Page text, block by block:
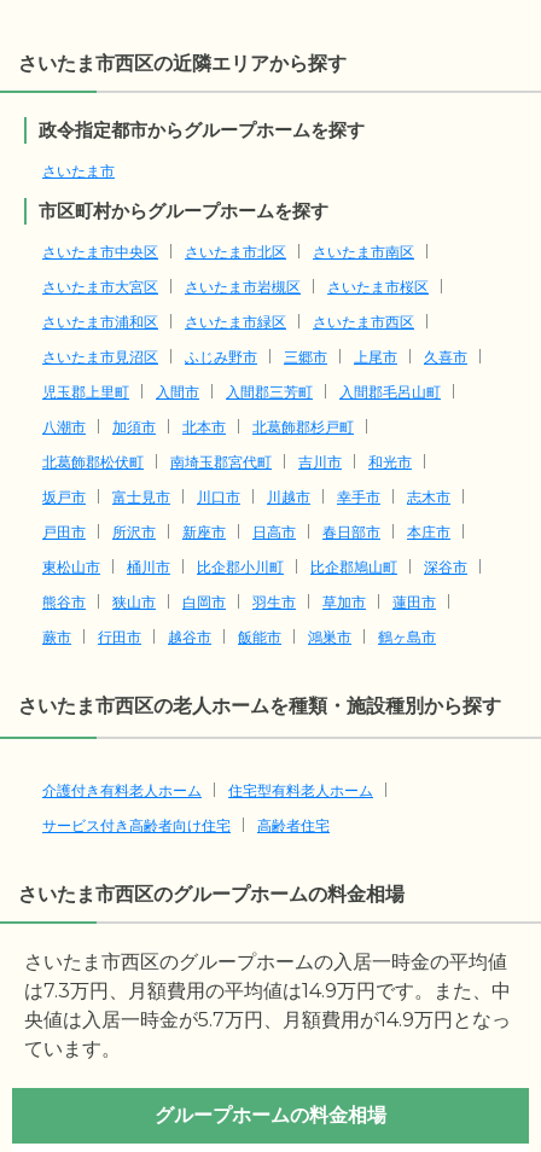
さいたま市西区の近隣エリアから探す
政令指定都市からグループホームを探す
さいたま市
市区町村からグループホームを探す
さいたま市中央区 さいたま市北区
さいたま市南区
さいたま市大宮区
さいたま市岩槻区
さいたま市桜区
さいたま市浦和区
さいたま市緑区
さいたま市西区
さいたま市見沼区
ふじみ野市 三郷市 上尾市
久喜市
児玉郡上里町
入間市 入間郡三芳町
入間郡毛呂山町
八潮市
加須市 北本市
北葛飾郡杉戸町
北葛飾郡松伏町
南埼玉郡宮代町 吉川市
和光市
坂戸市
富士見市 川口市 川越市 幸手市
志木市
戸田市
所沢市 新座市 日高市 春日部市
本庄市
東松山市
桶川市 比企郡小川町 比企郡鳩山町
深谷市
熊谷市
狭山市 白岡市 羽生市 草加市
蓮田市
蕨市
行田市 越谷市 飯能市 鴻巣市 鶴ヶ島市
さいたま市西区の老人ホームを種類・施設種別から探す
介護付き有料老人ホーム
住宅型有料老人ホーム
サービス付き高齢者向け住宅
高齢者住宅
さいたま市西区のグループホームの料金相場
さいたま市西区のグループホームの入居一時金の平均値
は7.3万円、月額費用の平均値は14.9万円です。また、中
央値は入居一時金が5.7万円、月額費用が14.9万円となっ
ています。
グループホームの料金相場